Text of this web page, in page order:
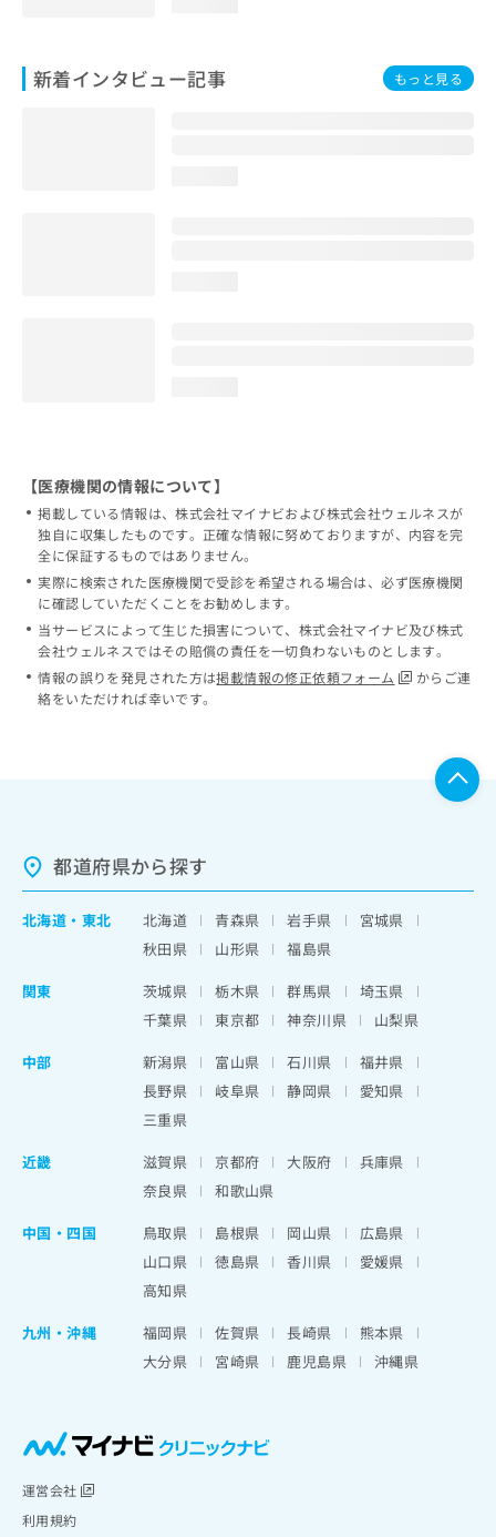
新着インタビュー記事 もっと見る
【医療機関の情報について】
掲載している情報は、株式会社マイナビおよび株式会社ウェルネスが
独自に収集したものです。正確な情報に努めておりますが、内容を完
全に保証するものではありません。
実際に検索された医療機関で受診を希望される場合は、必ず医療機関
に確認していただくことをお勧めします。
当サービスによって生じた損害について、株式会社マイナビ及び株式
会社ウェルネスではその賠償の責任を一切負わないものとします。
情報の誤りを発見された方は掲載情報の修正依頼フォーム
からご連
絡をいただければ幸いです。
都道府県から探す
北海道 ・ 東北 北海道 青森県 岩手県
宮城県
秋田県
山形県
福島県
関東
茨城県 栃木県 群馬県
埼玉県
千葉県
東京都 神奈川県
山梨県
中部
新潟県 富山県 石川県
福井県
長野県
岐阜県 静岡県
愛知県
三重県
近畿
滋賀県 京都府 大阪府
兵庫県
奈良県
和歌山県
中国・四国
鳥取県 島根県 岡山県
広島県
山口県
徳島県 香川県
愛媛県
高知県
九州・沖縄
福岡県 佐賀県 長崎県
熊本県
大分県
宮崎県 鹿児島県 沖縄県
運営会社
利用規約